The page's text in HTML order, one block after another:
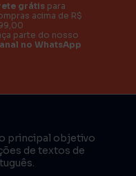
grátis para
acima de R$
parte do nosso
no WhatsApp
principal objetivo
de textos de